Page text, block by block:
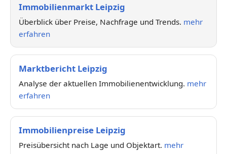
Immobilienmarkt Leipzig
Überblick über Preise, Nachfrage und Trends. mehr
erfahren
Marktbericht Leipzig
Analyse der aktuellen Immobilienentwicklung. mehr
erfahren
Immobilienpreise Leipzig
Preisübersicht nach Lage und Objektart. mehr